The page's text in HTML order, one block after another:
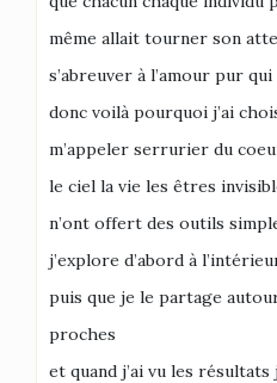
même allait tourner son
s’abreuver à l’amour pur
donc voilà pourquoi j’ai
m’appeler serrurier du
le ciel la vie les êtres
n’ont offert des outils
j’explore d’abord à
puis que je le partage
proches
et quand j’ai vu les résultats